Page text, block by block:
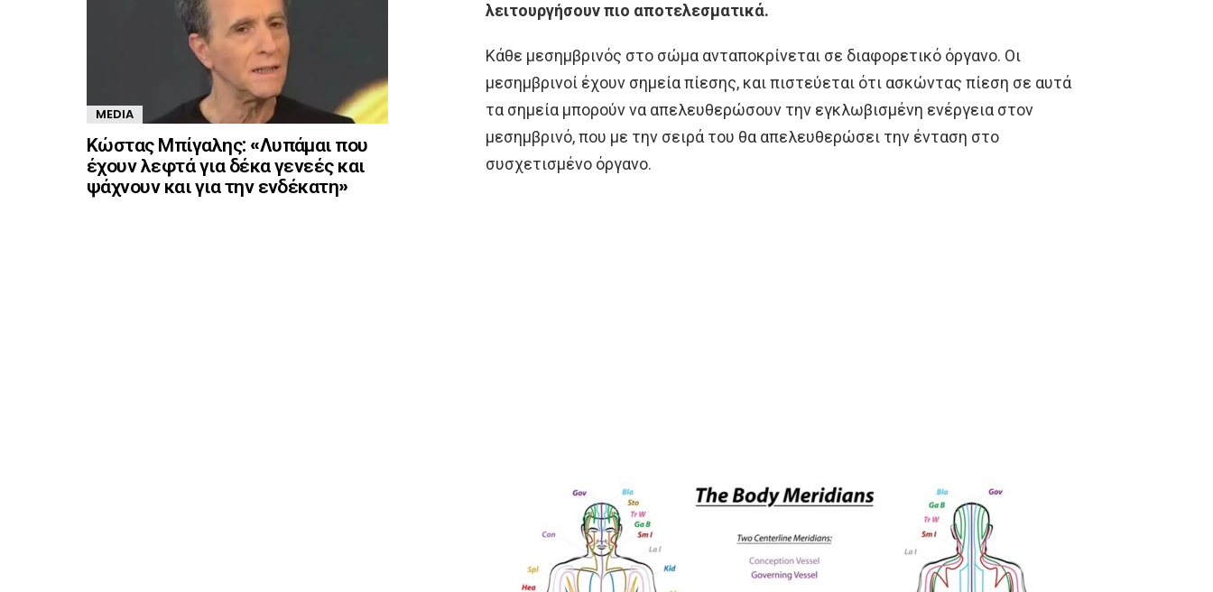
λειτουργήσουν πιο αποτελεσματικά.
Κάθε μεσημβρινός στο σώμα ανταποκρίνεται σε διαφορετικό όργανο. Οι
μεσημβρινοί έχουν σημεία πίεσης, και πιστεύεται ότι ασκώντας πίεση σε αυτά
τα σημεία μπορούν να απελευθερώσουν την εγκλωβισμένη ενέργεια στον
μεσημβρινό, που με την σειρά του θα απελευθερώσει την ένταση στο
συσχετισμένο όργανο.
MEDIA
Κώστας Μπίγαλης: «Λυπάμαι που
έχουν λεφτά για δέκα γενεές και
ψάχνουν και για την ενδέκατη»